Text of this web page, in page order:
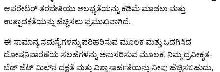
ಆಪರೇಟರ್ ತರಬೇತಿಯು ಅಲಭ್ಯತೆಯನ್ನು ಕಡಿಮೆ ಮಾಡಲು ಮತ್ತು
ಉತ್ಪಾದಕತೆಯನ್ನು ಹೆಚ್ಚಿಸಲು ಪ್ರಮುಖವಾಗಿದೆ.
ಈ ಸಾಮಾನ್ಯ ಸಮಸ್ಯೆಗಳನ್ನು ಪರಿಹರಿಸುವ ಮೂಲಕ ಮತ್ತು ಒದಗಿಸಿದ
ದೋಷನಿವಾರಣೆಯ ಸಲಹೆಗಳನ್ನು ಅನುಸರಿಸುವ ಮೂಲಕ, ನಿಮ್ಮ ದ್ರವೀಕೃತ-
ಬೆಡ್ ಜೆಟ್ ಮಿಲ್‌ನ ದಕ್ಷತೆ ಮತ್ತು ವಿಶ್ವಾಸಾರ್ಹತೆಯನ್ನು ನೀವು ಹೆಚ್ಚಿಸಬಹುದು,